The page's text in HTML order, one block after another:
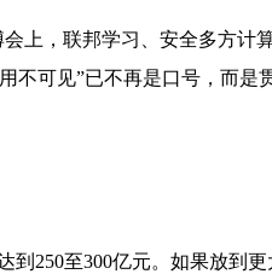
上，联邦学习、安全多方
可见”已不再是口号，而
250至300亿元。如果放到